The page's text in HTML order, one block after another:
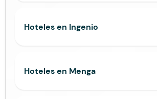
Hoteles en Ingenio
Hoteles en Menga